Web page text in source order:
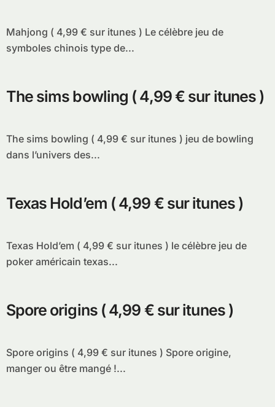
Mahjong ( 4,99 € sur itunes ) Le célèbre jeu de
symboles chinois type de...
The sims bowling ( 4,99 € sur itunes )
The sims bowling ( 4,99 € sur itunes ) jeu de bowling
dans l’univers des...
Texas Hold’em ( 4,99 € sur itunes )
Texas Hold’em ( 4,99 € sur itunes ) le célèbre jeu de
poker américain texas...
Spore origins ( 4,99 € sur itunes )
Spore origins ( 4,99 € sur itunes ) Spore origine,
manger ou être mangé !...